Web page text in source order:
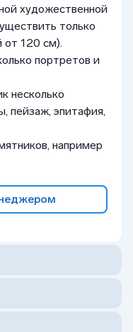
художественной
только
от 120 см).
портретов и
несколько
пейзаж, эпитафия,
например